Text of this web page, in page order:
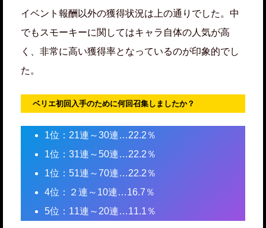
イベント報酬以外の獲得状況は上の通りでした。中
でもスモーキーに関してはキャラ自体の人気が高
く、非常に高い獲得率となっているのが印象的でし
た。
ベリエ初回入手のために何回召集しましたか？
1位：21連～30連…22.2％
1位：31連～50連…22.2％
1位：51連～70連…22.2％
4位：２連～10連…16.7％
5位：11連～20連…11.1％